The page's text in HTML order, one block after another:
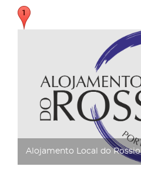
Alojamento Local do Rossio